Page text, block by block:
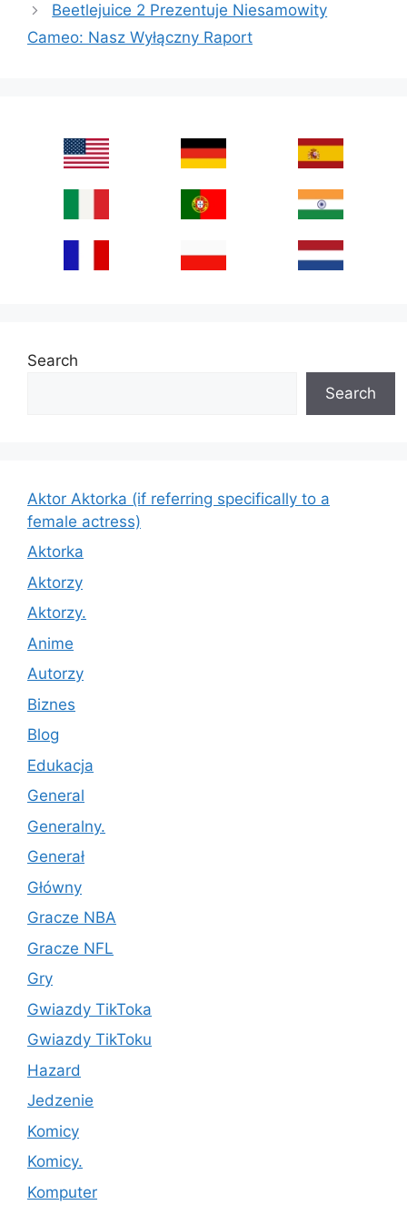
Beetlejuice 2 Prezentuje Niesamowity
Cameo: Nasz Wyłączny Raport
Search
Search
Aktor Aktorka (if referring specifically to a
female actress)
Aktorka
Aktorzy
Aktorzy.
Anime
Autorzy
Biznes
Blog
Edukacja
General
Generalny.
Generał
Główny
Gracze NBA
Gracze NFL
Gry
Gwiazdy TikToka
Gwiazdy TikToku
Hazard
Jedzenie
Komicy
Komicy.
Komputer